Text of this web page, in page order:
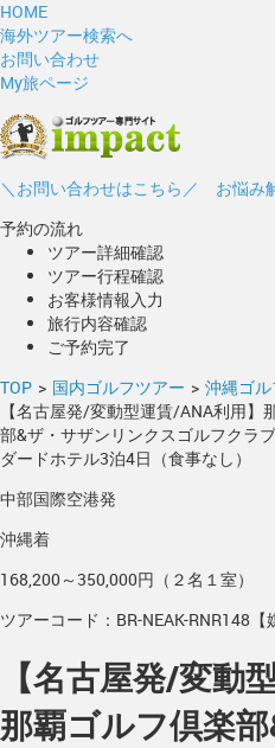
HOME
海外ツアー検索へ
お問い合わせ
My旅ページ
＼お問い合わせはこちら／ お悩み
予約の流れ
ツアー詳細確認
ツアー行程確認
お客様情報入力
旅行内容確認
ご予約完了
TOP > 国内ゴルフツアー > 沖縄ゴ
【名古屋発/変動型運賃/ANA利用】
部&ザ・サザンリンクスゴルフクラ
ダードホテル3泊4日（食事なし）
中部国際空港発
沖縄着
168,200～350,000円（２名１室）
ツアーコード：BR-NEAK-RNR148【
【名古屋発/変動
那覇ゴルフ倶楽